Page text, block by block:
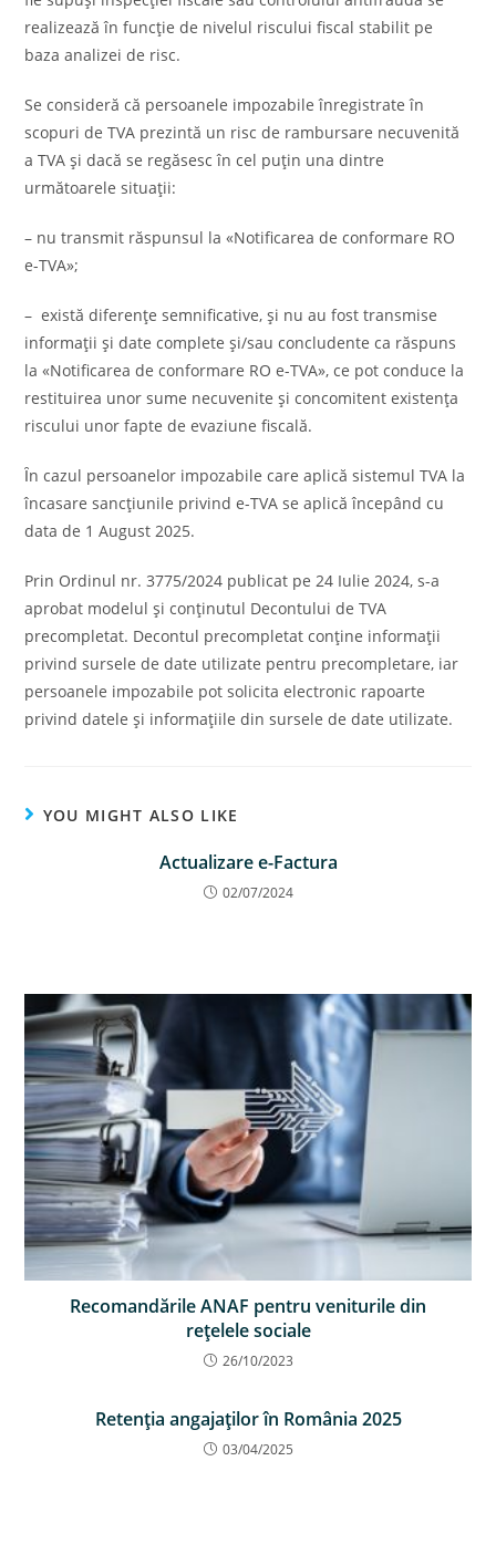
realizează în funcţie de nivelul riscului fiscal stabilit pe
baza analizei de risc.
Se consideră că persoanele impozabile înregistrate în
scopuri de TVA prezintă un risc de rambursare necuvenită
a TVA şi dacă se regăsesc în cel puţin una dintre
următoarele situaţii:
– nu transmit răspunsul la «Notificarea de conformare RO
e-TVA»;
– există diferenţe semnificative, şi nu au fost transmise
informaţii şi date complete şi/sau concludente ca răspuns
la «Notificarea de conformare RO e-TVA», ce pot conduce la
restituirea unor sume necuvenite şi concomitent existenţa
riscului unor fapte de evaziune fiscală.
Ȋn cazul persoanelor impozabile care aplică sistemul TVA la
încasare sancţiunile privind e-TVA se aplică începând cu
data de 1 August 2025.
Prin Ordinul nr. 3775/2024 publicat pe 24 Iulie 2024, s-a
aprobat modelul şi conţinutul Decontului de TVA
precompletat. Decontul precompletat conţine informaţii
privind sursele de date utilizate pentru precompletare, iar
persoanele impozabile pot solicita electronic rapoarte
privind datele şi informaţiile din sursele de date utilizate.
YOU MIGHT ALSO LIKE
Actualizare e-Factura
02/07/2024
Recomandările ANAF pentru veniturile din
reţelele sociale
26/10/2023
Retenţia angajaţilor în România 2025
03/04/2025